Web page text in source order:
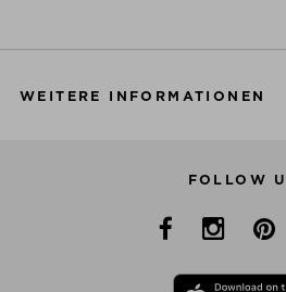
WEITERE INFORMATIONEN
FOLLOW